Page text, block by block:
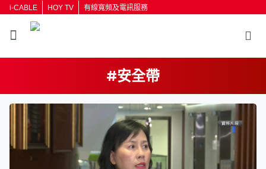
i-CABLE HOY TV 有線寬頻及電訊服務
#安全帶
按輸入鍵開始搜尋